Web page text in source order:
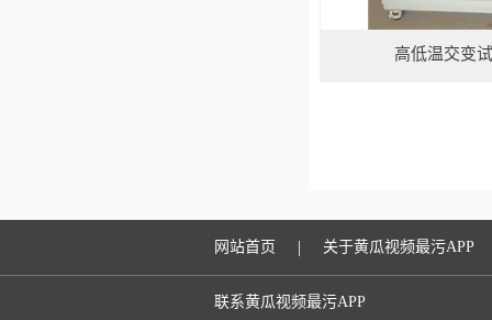
高低温交变
网站首页 | 关于黄瓜视频最污APP
联系黄瓜视频最污APP